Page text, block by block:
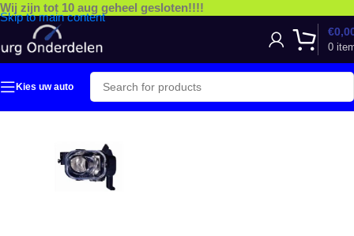
Skip to main content
Wij zijn tot 10 aug geheel gesloten!!!!
0
€
Kies uw auto